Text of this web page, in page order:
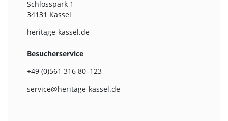
Schlosspark 1
34131 Kassel
heritage-kassel.de
Besucherservice
+49 (0)561 316 80–123
service@heritage-kassel.de